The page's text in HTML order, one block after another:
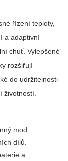
řízení teploty,
a adaptivní
chuť. Vylepšené
rozšiřují
do udržitelnosti
životností.
mod.
dílů.
a